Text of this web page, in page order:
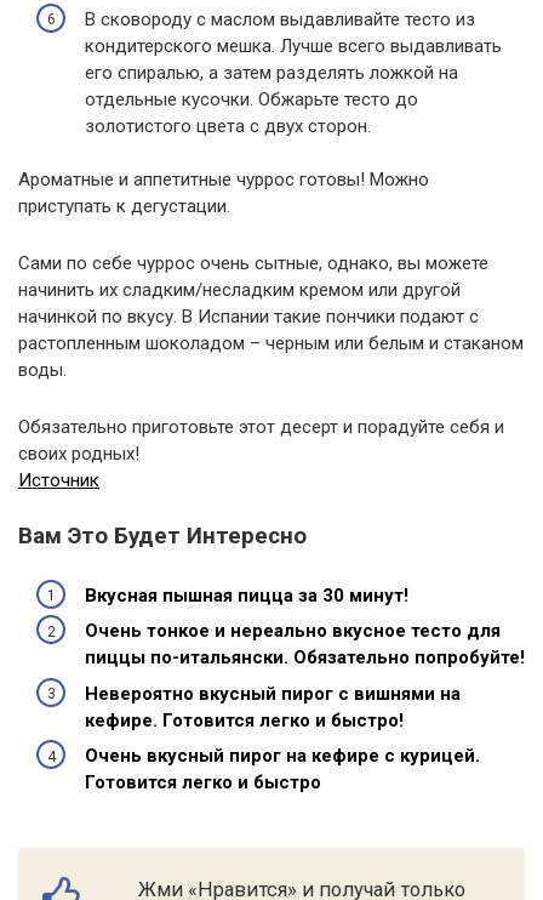
В сковороду с маслом выдавливайте тесто из
кондитерского мешка. Лучше всего выдавливать
его спиралью, а затем разделять ложкой на
отдельные кусочки. Обжарьте тесто до
золотистого цвета с двух сторон.
Ароматные и аппетитные чуррос готовы! Можно
приступать к дегустации.
Сами по себе чуррос очень сытные, однако, вы можете
начинить их сладким/несладким кремом или другой
начинкой по вкусу. В Испании такие пончики подают с
растопленным шоколадом – черным или белым и стаканом
воды.
Обязательно приготовьте этот десерт и порадуйте себя и
своих родных!
Источник
Вам Это Будет Интересно
Вкусная пышная пицца за 30 минут!
Очень тонкое и нереально вкусное тесто для
пиццы по-итальянски. Обязательно попробуйте!
Невероятно вкусный пирог с вишнями на
кефире. Готовится легко и быстро!
Очень вкусный пирог на кефире с курицей.
Готовится легко и быстро
Жми «Нравится» и получай только